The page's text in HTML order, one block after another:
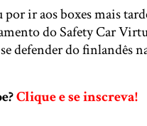
ir aos boxes mais
do Safety Car
defender do finlandês
Clique e se inscreva!